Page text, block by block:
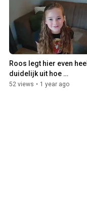
Roos legt hier even heel
duidelijk uit hoe
Vertelknuffel SAMbuddy
52 views • 1 year ago